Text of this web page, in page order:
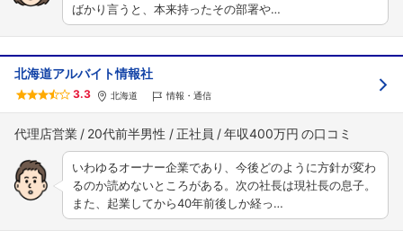
ばかり言うと、本来持ったその部署や…
北海道アルバイト情報社
3.3 北海道 情報・通信
代理店営業 20代前半男性 正社員 年収400万円
いわゆるオーナー企業であり、今後どのように方針が変わ
るのか読めないところがある。次の社長は現社長の息子。
また、起業してから40年前後しか経っ…